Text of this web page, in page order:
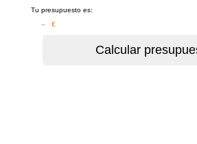
Tu presupuesto es:
– €